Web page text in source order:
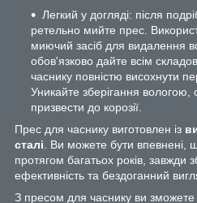
Легкий у догляді: після
ретельно мийте прес.
миючий засіб для видалення
обов'язково дайте всім
часнику повністю висохнути
Уникайте зберігання вологою,
призвести до корозії.
Прес для часнику виготовлен із
сталі . Ви можете бути впевнені,
протягом багатьох років, завжди
ефективність та бездоганний
З пресом для часнику ви